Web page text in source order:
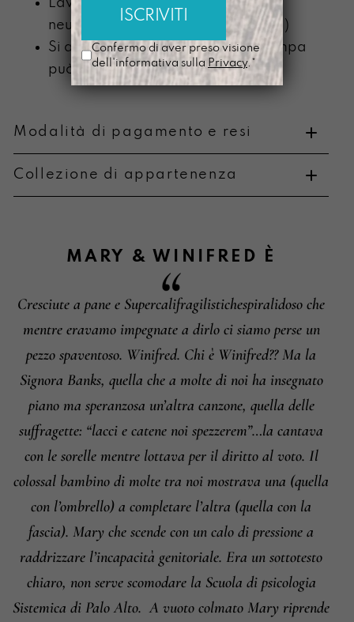
Lavabile a mano con detergente
neutro (senza componente alcolica)
Si ammorbidisce con l’uso e la stampa
può scolorire
Modalità di pagamento e resi
Informazioni su cambi e resi
Collezione di appartenenza
MARY & WINIFRED È
Cresciute a pane e Supercalifragilistichespiralidoso che
mentre eravamo impegnate a dirlo ci siamo perse un
pezzo spaventoso. Winifred. Chi è Winifred?? Ma la
Signora Banks, quella che a molte di noi ha insegnato
piano ma speranzosa un’altra canzone, quella delle
suffragette: “lacci e catene noi spezzerem”…la cantava
con le sorelle mentre lottava per il diritto al voto. Il
colossal bambino di molte tra noi mostrava una (quella
con l’ombrello) a completare l’altra (quella con la
fascia). Mary che scende con un calo di pressione a
raddrizzare l’incapacità genitoriale. Era un sottotesto
chiaro, non serve scomodare la Scuola di psicologia
Sistemica di Palo Alto. A vuoto colmato Mary riprende
Confermo di aver preso visione
dell'informativa sulla Privacy.*